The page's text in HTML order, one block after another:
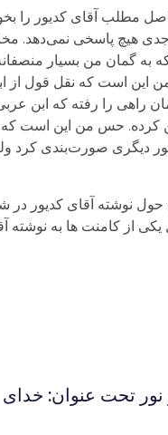
نقدهای جدی هيچ پاسخی
به گمان من بسيار
است که نقل قول از
راهی را رفته که ابن
حس من اين است که دفاع
دیگری صورت‌بندی کرد
حول نوشته آقای کدیور در
یکی از کامنت ها به
نور تحت عنوان: